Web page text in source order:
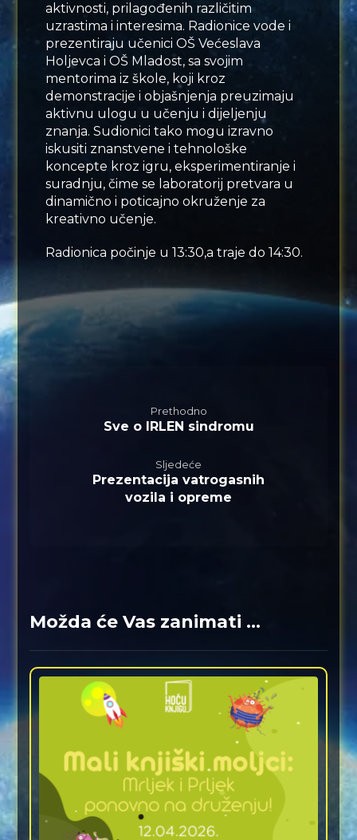
aktivnosti, prilagođenih različitim
uzrastima i interesima. Radionice vode i
prezentiraju učenici OŠ Većeslava
Holjevca i OŠ Mladost, sa svojim
mentorima iz škole, koji kroz
demonstracije i objašnjenja preuzimaju
aktivnu ulogu u učenju i dijeljenju
znanja. Sudionici tako mogu izravno
iskusiti znanstvene i tehnološke
koncepte kroz igru, eksperimentiranje i
suradnju, čime se laboratorij pretvara u
dinamično i poticajno okruženje za
kreativno učenje.
Radionica počinje u 13:30,a traje do 14:30.
Prethodno
Sve o IRLEN sindromu
Sljedeće
Prezentacija vatrogasnih
vozila i opreme
Možda će Vas zanimati ...